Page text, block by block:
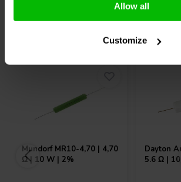
Allow all
Customize
Mundorf MR10-4,70 | 4,70
Ω | 10 W | 2%
Dayton
5.6 Ω |